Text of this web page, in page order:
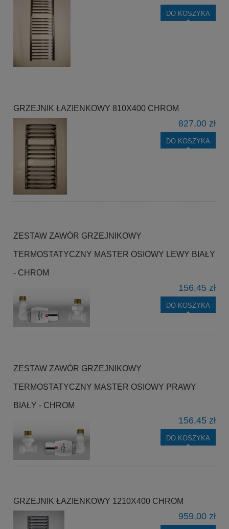
DO KOSZYKA
GRZEJNIK ŁAZIENKOWY 810X400 CHROM
827,00 zł
DO KOSZYKA
ZESTAW ZAWÓR GRZEJNIKOWY
TERMOSTATYCZNY MASTER OSIOWY LEWY BIAŁY
- CHROM
156,45 zł
DO KOSZYKA
ZESTAW ZAWÓR GRZEJNIKOWY
TERMOSTATYCZNY MASTER OSIOWY PRAWY
BIAŁY - CHROM
156,45 zł
DO KOSZYKA
GRZEJNIK ŁAZIENKOWY 1210X400 CHROM
959,00 zł